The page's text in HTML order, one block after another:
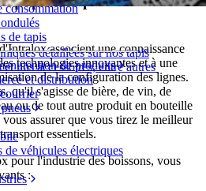
détaillées sur nos tapis
nos accessoires, entre autres
consommation
de tapis
de produits
et distribution
de véhicules électriques
associent une connaissance
technologies innovantes et à une
de la configuration des lignes.
qu'il s'agisse de bière, de vin, de
ou de tout autre produit en bouteille
assurer que vous tirez le meilleur
essentiels.
pour l'industrie des boissons, vous
: